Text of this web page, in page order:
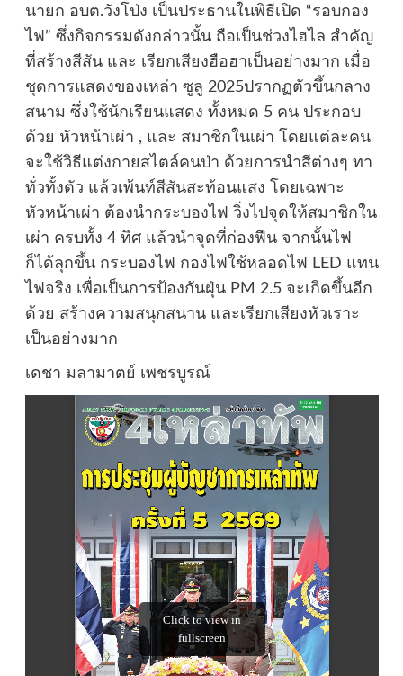
นายก อบต.วังโป่ง เป็นประธานในพิธีเปิด “รอบกอง
ไฟ” ซึ่งกิจกรรมดังกล่าวนั้น ถือเป็นช่วงไฮไล สำคัญ
ที่สร้างสีสัน และ เรียกเสียงฮือฮาเป็นอย่างมาก เมื่อ
ชุดการแสดงของเหล่า ซูลู 2025ปรากฏตัวขึ้นกลาง
สนาม ซึ่งใช้นักเรียนแสดง ทั้งหมด 5 คน ประกอบ
ด้วย หัวหน้าเผ่า , และ สมาชิกในเผ่า โดยแต่ละคน
จะใช้วิธีแต่งกายสไตล์คนป่า ด้วยการนำสีต่างๆ ทา
ทั่วทั้งตัว แล้วเพ้นท์สีสันสะท้อนแสง โดยเฉพาะ
หัวหน้าเผ่า ต้องนำกระบองไฟ วิ่งไปจุดให้สมาชิกใน
เผ่า ครบทั้ง 4 ทิศ แล้วนำจุดที่ก่องฟืน จากนั้นไฟ
ก็ได้ลุกขึ้น กระบองไฟ กองไฟใช้หลอดไฟ LED แทน
ไฟจริง เพื่อเป็นการป้องกันฝุ่น PM 2.5 จะเกิดขึ้นอีก
ด้วย สร้างความสนุกสนาน และเรียกเสียงหัวเราะ
เป็นอย่างมาก
เดชา มลามาตย์ เพชรบูรณ์